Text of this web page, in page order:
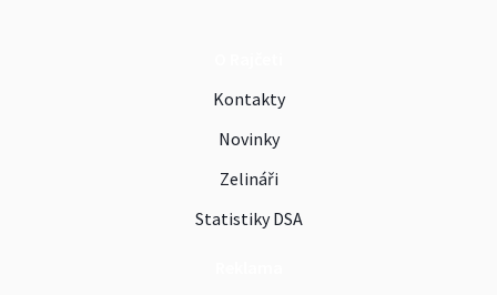
Kontakty
Novinky
Zelináři
Statistiky DSA